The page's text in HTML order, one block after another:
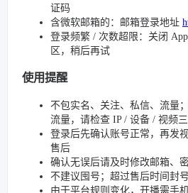
证码
含微软邮箱的：邮箱登录地址
登录频繁 / 次数超限：关闭
区，稍后再试
使用提醒
不包实名、关注、私信、流量
流量，请检查 IP / 设备 / 视频
登录后先确认账号正常，再发
售后
确认无误后请及时修改邮箱、
不建议囤号；超过售后时间封
由于平台规则变化，开播需手